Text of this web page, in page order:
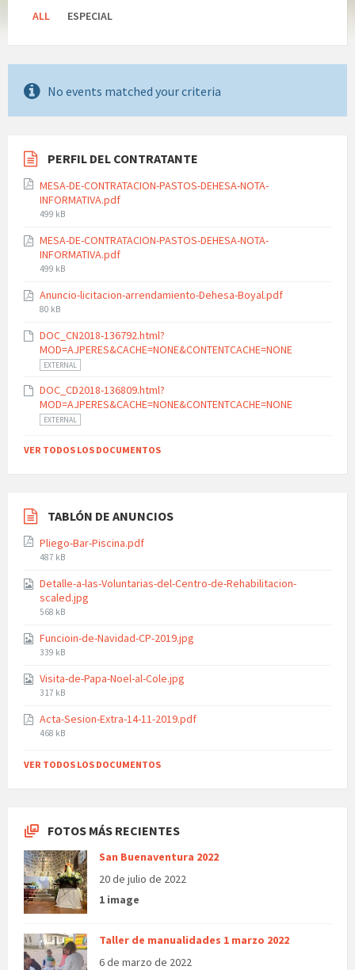
ALL ESPECIAL
No events matched your criteria
PERFIL DEL CONTRATANTE
MESA-DE-CONTRATACION-PASTOS-DEHESA-NOTA-
INFORMATIVA.pdf
File
499 kB
MESA-DE-CONTRATACION-PASTOS-DEHESA-NOTA-
INFORMATIVA.pdf
File
499 kB
Anuncio-licitacion-arrendamiento-Dehesa-Boyal.pdf
File
80 kB
DOC_CN2018-136792.html?
MOD=AJPERES&CACHE=NONE&CONTENTCACHE=NONE
EXTERNAL
DOC_CD2018-136809.html?
MOD=AJPERES&CACHE=NONE&CONTENTCACHE=NONE
EXTERNAL
VER TODOS LOS DOCUMENTOS
TABLÓN DE ANUNCIOS
Pliego-Bar-Piscina.pdf
File
487 kB
Detalle-a-las-Voluntarias-del-Centro-de-Rehabilitacion-
scaled.jpg
File
568 kB
Funcioin-de-Navidad-CP-2019.jpg
File
339 kB
Visita-de-Papa-Noel-al-Cole.jpg
File
317 kB
Acta-Sesion-Extra-14-11-2019.pdf
File
468 kB
VER TODOS LOS DOCUMENTOS
FOTOS MÁS RECIENTES
San Buenaventura 2022
20 de julio de 2022
1 image
Taller de manualidades 1 marzo 2022
6 de marzo de 2022